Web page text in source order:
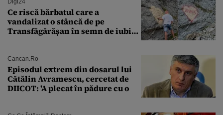
Digi24
Ce riscă bărbatul care a
vandalizat o stâncă de pe
Transfăgărășan în semn de iubire
Cancan.ro
Episodul extrem din dosarul lui
Cătălin Avramescu, cercetat de
DIICOT: 'A plecat în pădure cu o